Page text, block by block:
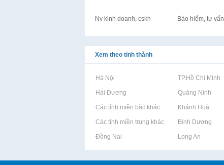
Nv kinh doanh, cskh Bảo hiểm, tư vấn
Xem theo tỉnh thành
Rao vặt tại Hà Nội Rao vặt tại TP.Hồ Chí Minh
Rao vặt tại Hải Dương Rao vặt tại Quảng Ninh
Rao vặt tại Các tỉnh miền bắc khácRao vặt tại Khánh Hoà
Rao vặt tại Các tỉnh miền trung khácRao vặt tại Bình Dương
Rao vặt tại Đồng Nai Rao vặt tại Long An